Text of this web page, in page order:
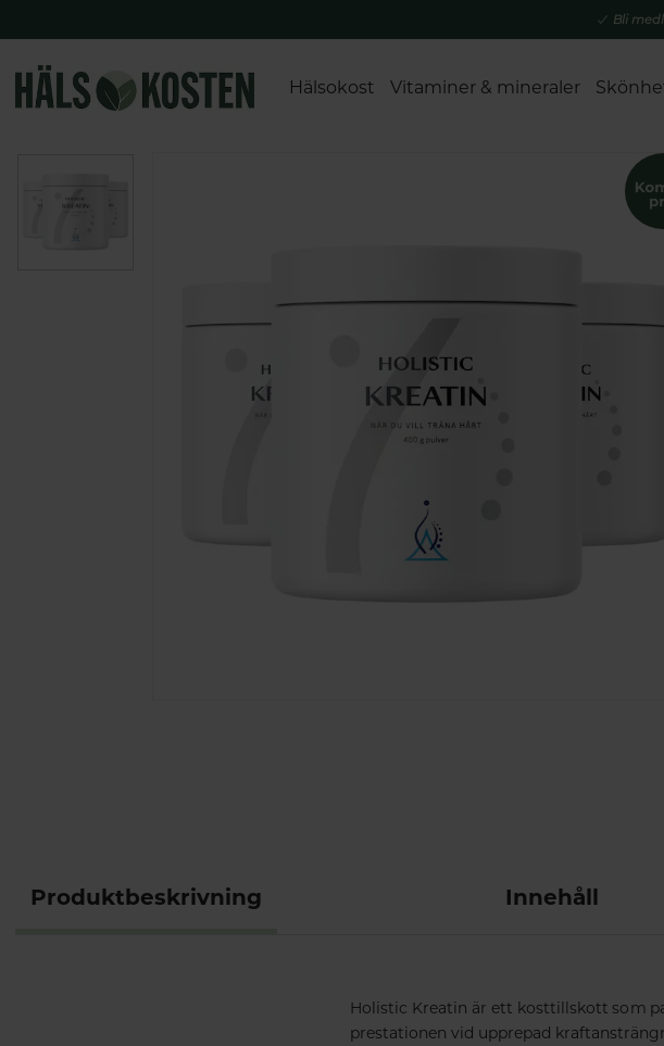
Bli
Hälsokost Vitaminer & mineraler
Produktbeskrivning Innehåll
Holistic Kreatin är ett kosttillskott som
prestationen vid upprepad